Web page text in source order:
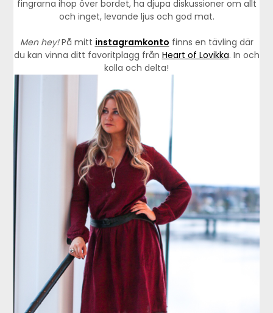
fingrarna ihop över bordet, ha djupa diskussioner om allt
och inget, levande ljus och god mat.
Men hey!På mitt instagramkonto finns en tävling där
du kan vinna ditt favoritplagg från Heart of Lovikka. In och
kolla och delta!